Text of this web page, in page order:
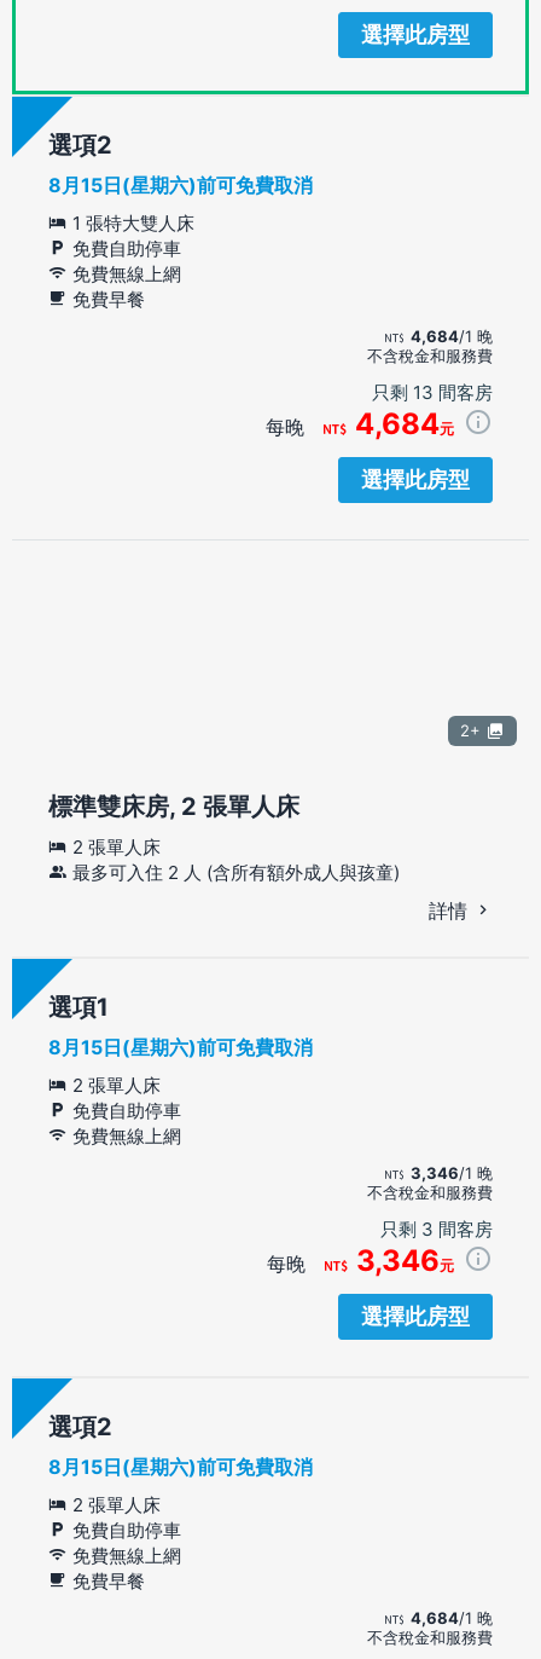
選擇此房型
選項
8月15日(星期六)前可免費取消
1 張特大雙人床
免費自助停車
免費無線上網
免費早餐
4,684/1 晚
不含稅金和服務費
只剩 13 間客房
每晚 4,684元
選擇此房型
2+
標準雙床房, 2 張單人床
2 張單人床
最多可入住 2 人 (含所有額外成人與孩童)
詳情
選項
8月15日(星期六)前可免費取消
2 張單人床
免費自助停車
免費無線上網
3,346/1 晚
不含稅金和服務費
只剩 3 間客房
每晚 3,346元
選擇此房型
選項
8月15日(星期六)前可免費取消
2 張單人床
免費自助停車
免費無線上網
免費早餐
4,684/1 晚
不含稅金和服務費